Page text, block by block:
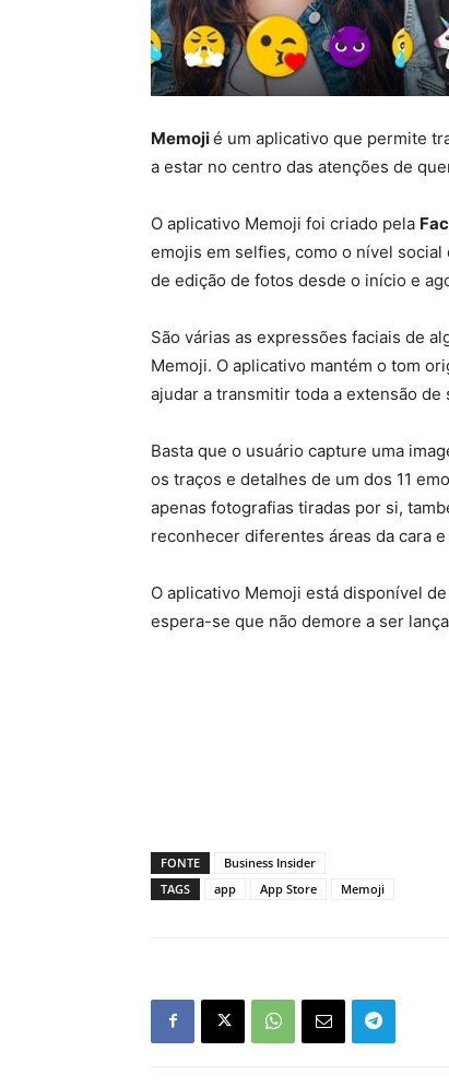
Memojié um aplicativo que permite
a estar no centro das atenções de
O aplicativo Memoji foi criado pela
emojis em selfies, como o nível
de edição de fotos desde o início e
São várias as expressões faciais de
Memoji. O aplicativo mantém o tom
ajudar a transmitir toda a extensão de
Basta que o usuário capture uma
os traços e detalhes de um dos 11
apenas fotografias tiradas por si,
reconhecer diferentes áreas da cara
O aplicativo Memoji está disponível
espera-se que não demore a ser
FONTE
Business Insider
TAGS
app App Store Memoji